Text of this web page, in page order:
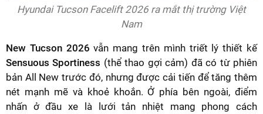
Hyundai Tucson Facelift 2026 ra mắt thị trường Việt
Nam
New Tucson 2026 vẫn mang trên mình triết lý thiết kế
Sensuous Sportiness (thể thao gợi cảm) đã có từ phiên
bản All New trước đó, nhưng được cải tiến để tăng thêm
nét mạnh mẽ và khoẻ khoắn. Ở phía bên ngoài, điểm
nhấn ở đầu xe là lưới tản nhiệt mang phong cách